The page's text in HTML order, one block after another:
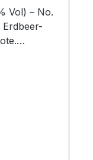
Vol) – No.
Erdbeer-
– ein
erinnert.